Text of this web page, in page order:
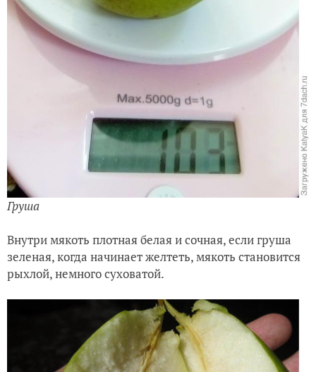
Груша
Внутри мякоть плотная белая и сочная, если груша
зеленая, когда начинает желтеть, мякоть становится
рыхлой, немного суховатой.